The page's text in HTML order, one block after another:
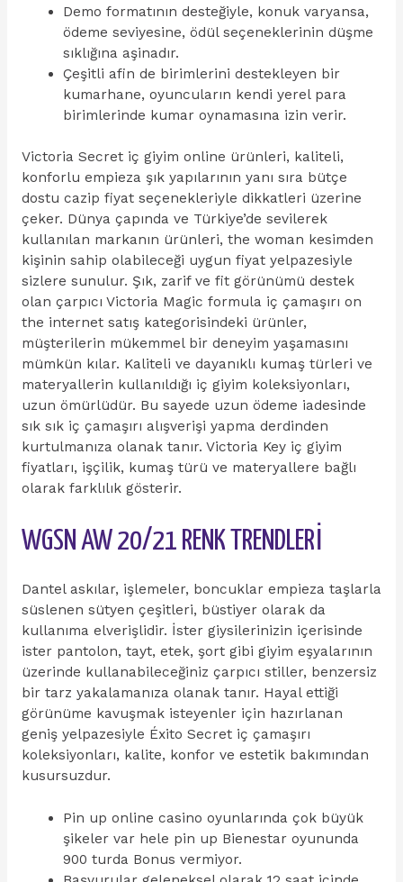
Demo formatının desteğiyle, konuk varyansa,
ödeme seviyesine, ödül seçeneklerinin düşme
sıklığına aşinadır.
Çeşitli afin de birimlerini destekleyen bir
kumarhane, oyuncuların kendi yerel para
birimlerinde kumar oynamasına izin verir.
Victoria Secret iç giyim online ürünleri, kaliteli,
konforlu empieza şık yapılarının yanı sıra bütçe
dostu cazip fiyat seçenekleriyle dikkatleri üzerine
çeker. Dünya çapında ve Türkiye’de sevilerek
kullanılan markanın ürünleri, the woman kesimden
kişinin sahip olabileceği uygun fiyat yelpazesiyle
sizlere sunulur. Şık, zarif ve fit görünümü destek
olan çarpıcı Victoria Magic formula iç çamaşırı on
the internet satış kategorisindeki ürünler,
müşterilerin mükemmel bir deneyim yaşamasını
mümkün kılar. Kaliteli ve dayanıklı kumaş türleri ve
materyallerin kullanıldığı iç giyim koleksiyonları,
uzun ömürlüdür. Bu sayede uzun ödeme iadesinde
sık sık iç çamaşırı alışverişi yapma derdinden
kurtulmanıza olanak tanır. Victoria Key iç giyim
fiyatları, işçilik, kumaş türü ve materyallere bağlı
olarak farklılık gösterir.
WGSN AW 20/21 RENK TRENDLERİ
Dantel askılar, işlemeler, boncuklar empieza taşlarla
süslenen sütyen çeşitleri, büstiyer olarak da
kullanıma elverişlidir. İster giysilerinizin içerisinde
ister pantolon, tayt, etek, şort gibi giyim eşyalarının
üzerinde kullanabileceğiniz çarpıcı stiller, benzersiz
bir tarz yakalamanıza olanak tanır. Hayal ettiği
görünüme kavuşmak isteyenler için hazırlanan
geniş yelpazesiyle Éxito Secret iç çamaşırı
koleksiyonları, kalite, konfor ve estetik bakımından
kusursuzdur.
Pin up online casino oyunlarında çok büyük
şikeler var hele pin up Bienestar oyununda
900 turda Bonus vermiyor.